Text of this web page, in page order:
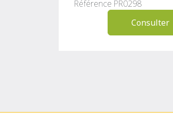
Référence PR0298
Consulter